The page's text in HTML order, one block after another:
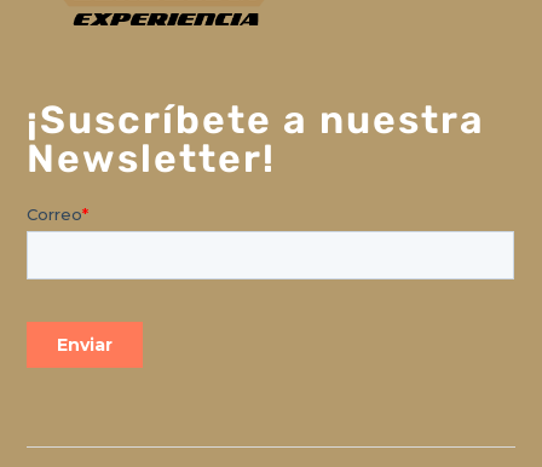
¡Suscríbete a nuestra
Newsletter!